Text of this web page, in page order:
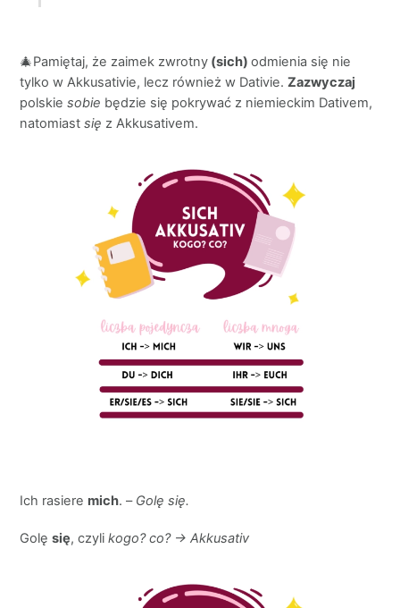
🎄Pamiętaj, że zaimek zwrotny (sich)odmienia się nie
tylko w Akkusativie, lecz również w Dativie.Zazwyczaj
polskiesobie będzie się pokrywać z niemieckim Dativem,
natomiastsię z Akkusativem.
Ich rasiere mich. – Golę się.
Golęsię, czylikogo? co? → Akkusativ